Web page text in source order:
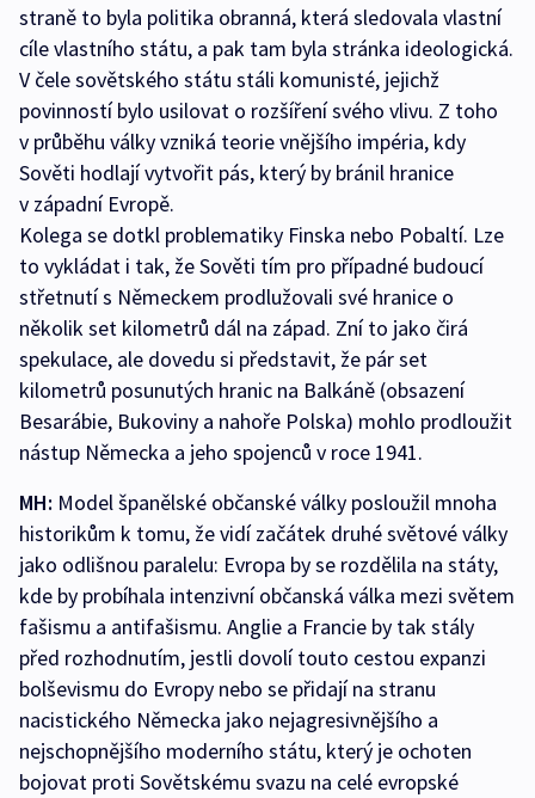
straně to byla politika obranná, která sledovala vlastní
cíle vlastního státu, a pak tam byla stránka ideologická.
V čele sovětského státu stáli komunisté, jejichž
povinností bylo usilovat o rozšíření svého vlivu. Z toho
v průběhu války vzniká teorie vnějšího impéria, kdy
Sověti hodlají vytvořit pás, který by bránil hranice
v západní Evropě.
Kolega se dotkl problematiky Finska nebo Pobaltí. Lze
to vykládat i tak, že Sověti tím pro případné budoucí
střetnutí s Německem prodlužovali své hranice o
několik set kilometrů dál na západ. Zní to jako čirá
spekulace, ale dovedu si představit, že pár set
kilometrů posunutých hranic na Balkáně (obsazení
Besarábie, Bukoviny a nahoře Polska) mohlo prodloužit
nástup Německa a jeho spojenců v roce 1941.
MH: Model španělské občanské války posloužil mnoha
historikům k tomu, že vidí začátek druhé světové války
jako odlišnou paralelu: Evropa by se rozdělila na státy,
kde by probíhala intenzivní občanská válka mezi světem
fašismu a antifašismu. Anglie a Francie by tak stály
před rozhodnutím, jestli dovolí touto cestou expanzi
bolševismu do Evropy nebo se přidají na stranu
nacistického Německa jako nejagresivnějšího a
nejschopnějšího moderního státu, který je ochoten
bojovat proti Sovětskému svazu na celé evropské